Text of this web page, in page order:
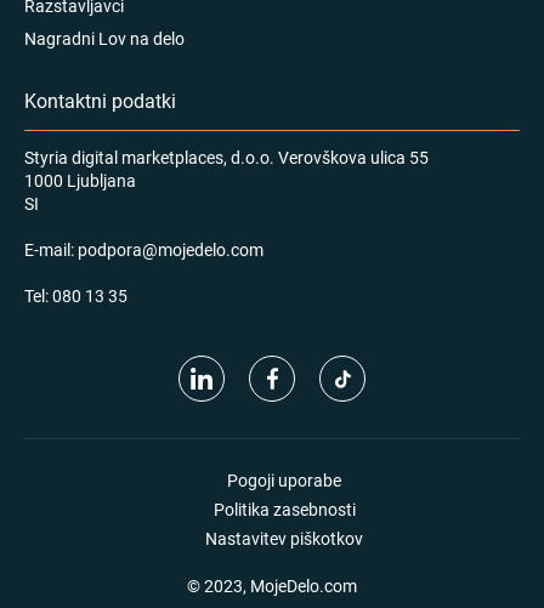
Razstavljavci
Nagradni Lov na delo
Kontaktni podatki
Styria digital marketplaces, d.o.o. Verovškova ulica 55
1000 Ljubljana
SI
E-mail: podpora@mojedelo.com
Tel:080 13 35
Pogoji uporabe
Politika zasebnosti
Nastavitev piškotkov
© 2023, MojeDelo.com